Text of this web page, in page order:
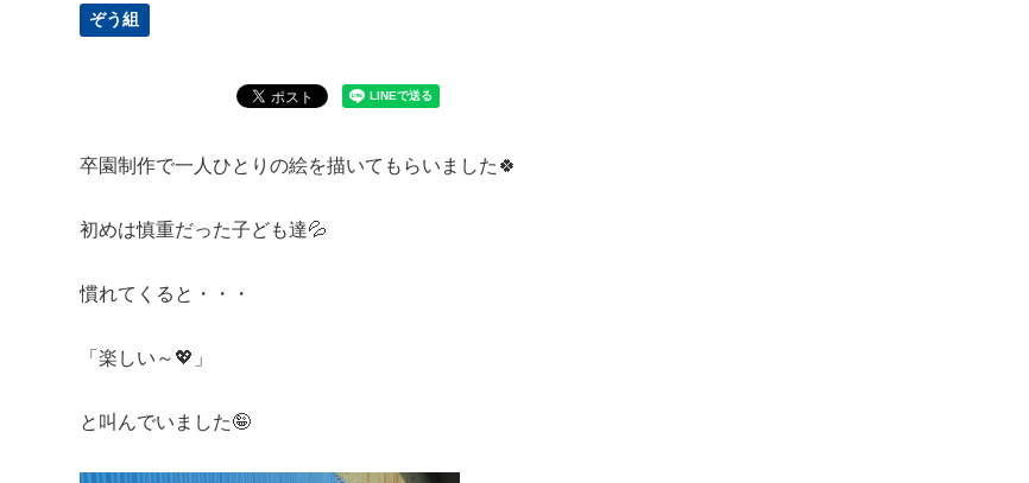
ぞう組
卒園制作で一人ひとりの絵を描いてもらいました🍀
初めは慎重だった子ども達💦
慣れてくると・・・
「楽しい～💖」
と叫んでいました🤪